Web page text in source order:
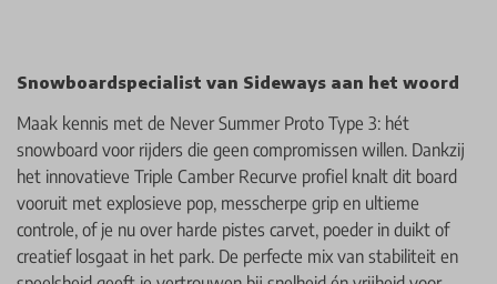
Snowboardspecialist van Sideways aan het woord
Maak kennis met de Never Summer Proto Type 3: hét
snowboard voor rijders die geen compromissen willen. Dankzij
het innovatieve Triple Camber Recurve profiel knalt dit board
vooruit met explosieve pop, messcherpe grip en ultieme
controle, of je nu over harde pistes carvet, poeder in duikt of
creatief losgaat in het park. De perfecte mix van stabiliteit en